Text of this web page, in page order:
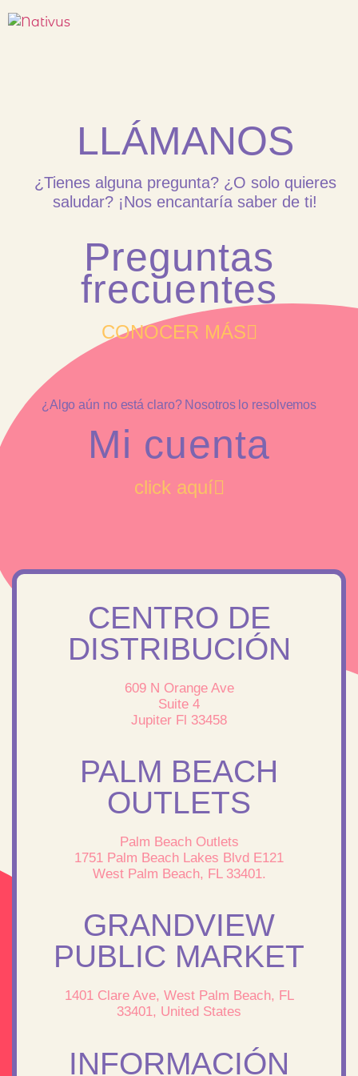
LLÁMANOS
¿Tienes alguna pregunta? ¿O solo quieres
saludar? ¡Nos encantaría saber de ti!
Preguntas
frecuentes
CONOCER MÁS
¿Algo aún no está claro? Nosotros lo resolvemos
Mi cuenta
click aquí
CENTRO DE
DISTRIBUCIÓN
609 N Orange Ave
Suite 4
Jupiter Fl 33458
PALM BEACH
OUTLETS
Palm Beach Outlets
1751 Palm Beach Lakes Blvd E121
West Palm Beach, FL 33401.
GRANDVIEW
PUBLIC MARKET
1401 Clare Ave, West Palm Beach, FL
33401, United States
INFORMACIÓN